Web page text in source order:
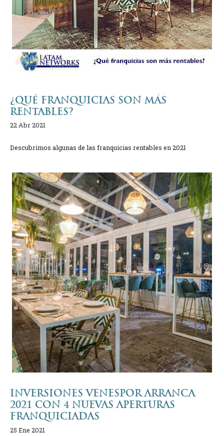
¿QUÉ FRANQUICIAS SON MÁS
RENTABLES?
22 Abr 2021
Descubrimos algunas de las franquicias rentables en 2021
INVERSIONES VENESPOR ARRANCA
2021 CON 4 NUEVAS APERTURAS
FRANQUICIADAS
25 Ene 2021